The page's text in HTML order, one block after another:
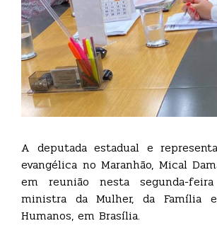
A deputada estadual e
evangélica no Maranhão, Mical
em reunião nesta segunda-
ministra da Mulher, da Família
Humanos, em Brasília.